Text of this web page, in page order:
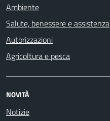
Ambiente
Salute, benessere e assistenza
Autorizzazioni
Agricoltura e pesca
NOVITÀ
Notizie